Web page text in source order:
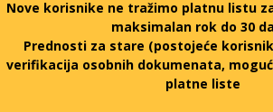
Nove korisnike ne tražimo platnu listu
maksimalan rok do 30
Prednosti za stare (postojeće
verifikacija osobnih dokumenata,
platne liste